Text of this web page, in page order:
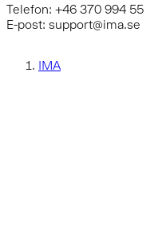
Telefon: +46 370 994 55
E-post: support@ima.se
IMA